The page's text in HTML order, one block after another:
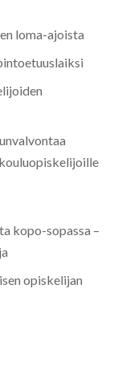
loma-ajoista
kopo-sopassa –
opiskelijan